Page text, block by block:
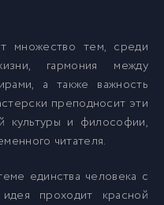
множество тем, среди
гармония между
а также важность
преподносит эти
культуры и философии,
читателя.
единства человека с
проходит красной